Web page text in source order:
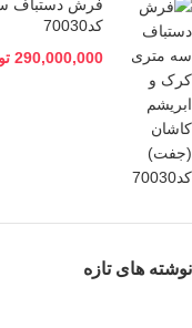
فرش دستباف
کد70030
290,000,000
نوشته های تازه